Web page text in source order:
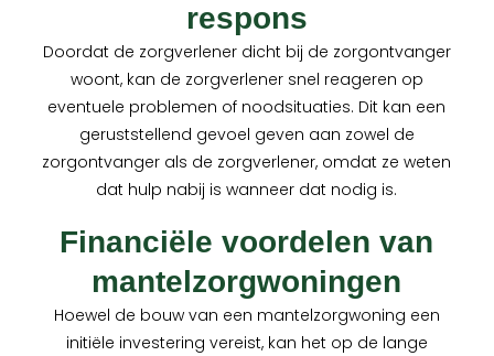
respons
Doordat de zorgverlener dicht bij de zorgontvanger
woont, kan de zorgverlener snel reageren op
eventuele problemen of noodsituaties. Dit kan een
geruststellend gevoel geven aan zowel de
zorgontvanger als de zorgverlener, omdat ze weten
dat hulp nabij is wanneer dat nodig is.
Financiële voordelen van
mantelzorgwoningen
Hoewel de bouw van een mantelzorgwoning een
initiële investering vereist, kan het op de lange